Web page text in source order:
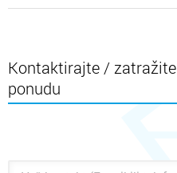
Kontaktirajte / zatražite
ponudu